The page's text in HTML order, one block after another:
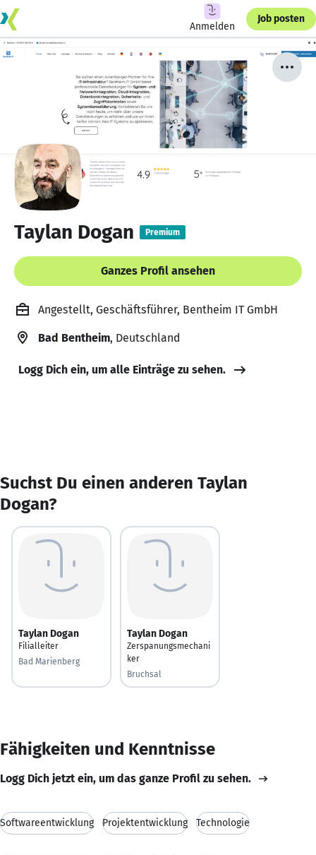
Anmelden
Job posten
Taylan Dogan Premium
Ganzes Profil ansehen
Angestellt, Geschäftsführer, Bentheim IT GmbH
Bad Bentheim, Deutschland
Logg Dich ein, um alle Einträge zu sehen.
Suchst Du einen anderen Taylan
Dogan?
Taylan Dogan
Filialleiter
Bad Marienberg
Taylan Dogan
Zerspanungsmechani
ker
Bruchsal
Fähigkeiten und Kenntnisse
Logg Dich jetzt ein, um das ganze Profil zu sehen.
Softwareentwicklung Projektentwicklung Technologie